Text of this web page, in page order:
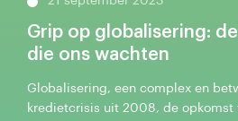
Grip op globalisering:
die ons wachten
Globalisering, een complex en
kredietcrisis uit 2008, de opkomst